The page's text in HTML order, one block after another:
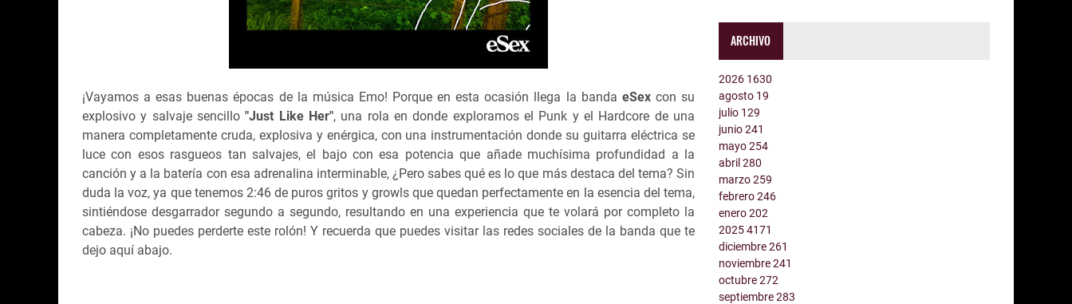
¡Vayamos a esas buenas épocas de la música Emo! Porque en esta ocasión llega la banda eSex con su
explosivo y salvaje sencillo"Just Like Her", una rola en donde exploramos el Punk y el Hardcore de una
manera completamente cruda, explosiva y enérgica, con una instrumentación donde su guitarra eléctrica se
luce con esos rasgueos tan salvajes, el bajo con esa potencia que añade muchísima profundidad a la
canción y a la batería con esa adrenalina interminable, ¿Pero sabes qué es lo que más destaca del tema? Sin
duda la voz, ya que tenemos 2:46 de puros gritos y growls que quedan perfectamente en la esencia del tema,
sintiéndose desgarrador segundo a segundo, resultando en una experiencia que te volará por completo la
cabeza. ¡No puedes perderte este rolón! Y recuerda que puedes visitar las redes sociales de la banda que te
dejo aquí abajo.
ARCHIVO
2026 1630
agosto 19
julio 129
junio241
mayo254
abril280
marzo259
febrero246
enero202
20254171
diciembre261
noviembre241
octubre272
septiembre283